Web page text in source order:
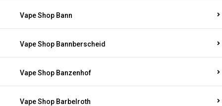
Vape Shop Bann
Vape Shop Bannberscheid
Vape Shop Banzenhof
Vape Shop Barbelroth